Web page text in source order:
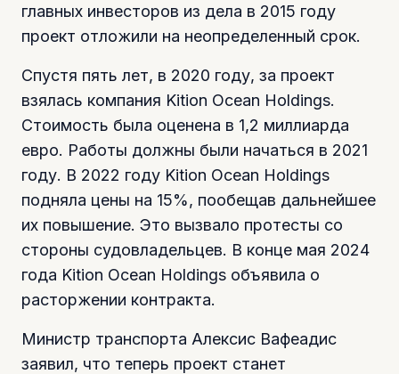
главных инвесторов из дела в 2015 году
проект отложили на неопределенный срок.
Спустя пять лет, в 2020 году, за проект
взялась компания Kition Ocean Holdings.
Стоимость была оценена в 1,2 миллиарда
евро. Работы должны были начаться в 2021
году. В 2022 году Kition Ocean Holdings
подняла цены на 15%, пообещав дальнейшее
их повышение. Это вызвало протесты со
стороны судовладельцев. В конце мая 2024
года Kition Ocean Holdings объявила о
расторжении контракта.
Министр транспорта Алексис Вафеадис
заявил, что теперь проект станет